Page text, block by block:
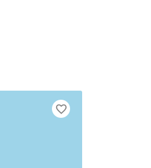
favorite_border